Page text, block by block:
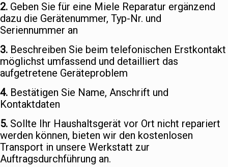
2. Geben Sie für eine Miele Reparatur ergänzend
dazu die Gerätenummer, Typ-Nr. und
Seriennummer an
3. Beschreiben Sie beim telefonischen Erstkontakt
möglichst umfassend und detailliert das
aufgetretene Geräteproblem
4. Bestätigen Sie Name, Anschrift und
Kontaktdaten
5. Sollte Ihr Haushaltsgerät vor Ort nicht repariert
werden können, bieten wir den kostenlosen
Transport in unsere Werkstatt zur
Auftragsdurchführung an.